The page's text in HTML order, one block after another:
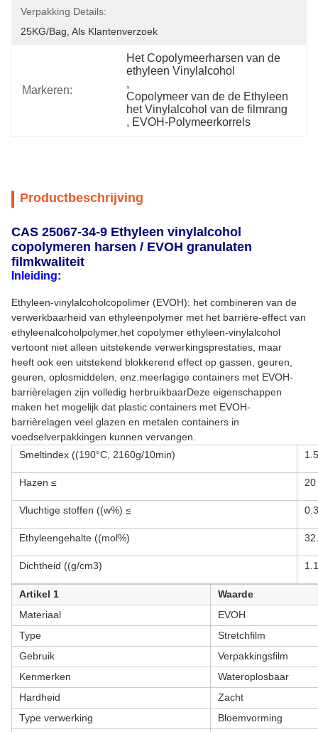
Verpakking Details:
25KG/bag, Als Klantenverzoek
Markeren:
Het Copolymeerharsen van de
ethyleen Vinylalcohol
,
Copolymeer van de de Ethyleen
het Vinylalcohol van de filmrang
, EVOH-Polymeerkorrels
Productbeschrijving
CAS 25067-34-9 Ethyleen vinylalcohol
copolymeren harsen / EVOH granulaten
filmkwaliteit
Inleiding:
Ethyleen-vinylalcoholcopolimer (EVOH): het combineren van de
verwerkbaarheid van ethyleenpolymer met het barrière-effect van
ethyleenalcoholpolymer,het copolymer ethyleen-vinylalcohol
vertoont niet alleen uitstekende verwerkingsprestaties, maar
heeft ook een uitstekend blokkerend effect op gassen, geuren,
geuren, oplosmiddelen, enz.meerlagige containers met EVOH-
barrièrelagen zijn volledig herbruikbaarDeze eigenschappen
maken het mogelijk dat plastic containers met EVOH-
barrièrelagen veel glazen en metalen containers in
voedselverpakkingen kunnen vervangen.
Smeltindex ((190°C, 2160g/10min)
Hazen ≤ 20
Vluchtige stoffen ((w%) ≤ 0.3
Ethyleengehalte ((mol%)
Dichtheid ((g/cm3)
Artikel 1
Waarde
Materiaal
EVOH
Type
Stretchfilm
Gebruik
Verpakkingsfilm
Kenmerken
Wateroplosbaar
Hardheid
Zacht
Type verwerking
Bloemvorming